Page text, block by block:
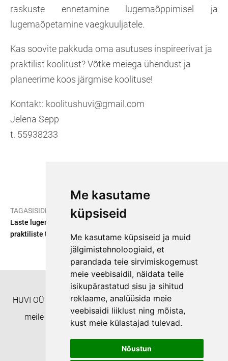
Me kasutame
küpsiseid
Me kasutame küpsiseid ja muid
jälgimistehnoloogiaid, et
parandada teie sirvimiskogemust
meie veebisaidil, näidata teile
isikupärastatud sisu ja sihitud
reklaame, analüüsida meie
veebisaidi liiklust ning mõista,
kust meie külastajad tulevad.
Nõustun
raskuste ennetamine lugemaõppimisel ja
lugemaõpetamine vaegkuuljatele.
Kas soovite pakkuda oma asutuses inspireerivat ja
praktilist koolitust? Võtke meiega ühendust ja
planeerime koos järgmise koolituse!
Kontakt: koolitushuvi@gmail.com
Jelena Sepp
t. 55938233
TAGASISIDE
Laste lugema ja kirjutama õpetamine eelkoolieas läbi
praktiliste tegevuste
HUVI OÜ Täienduskoolitusasutus EHISe ID: 8332 Helista
meile numbril +372 55938233 või kirjuta aadressil
Privaatsuspoliitika